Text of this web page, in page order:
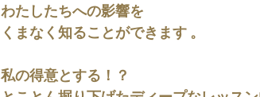
わたしたちへの影響を
くまなく知ることができます 。
私の得意とする！？